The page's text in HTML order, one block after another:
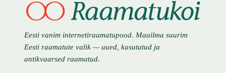
Eesti vanim internetiraamatupood. Maailma suurim
Eesti raamatute valik — uued, kasutatud ja
antikvaarsed raamatud.